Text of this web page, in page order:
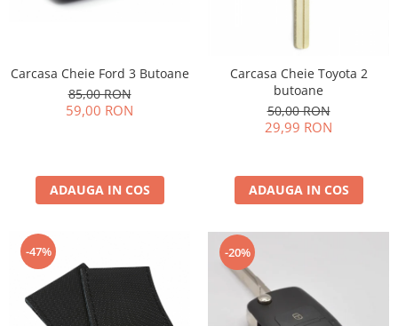
Carcasa Cheie Ford 3 Butoane
85,00 RON
59,00 RON
ADAUGA IN COS
Carcasa Cheie Toyota 2
butoane
50,00 RON
29,99 RON
ADAUGA IN COS
-47% -20%